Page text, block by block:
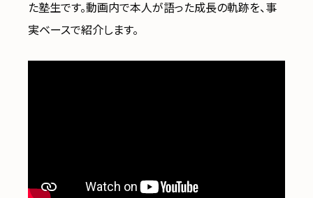
た塾生です。動画内で本人が語った成長の軌跡を、事
実ベースで紹介します。